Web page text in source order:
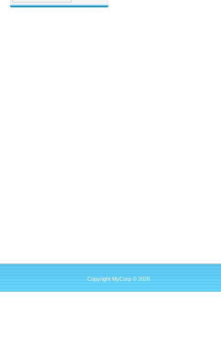
Copyright MyCorp © 2026